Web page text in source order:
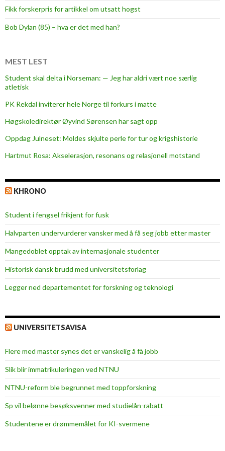
t
p
c
a
p
u
Fikk forskerpris for artikkel om utsatt hogst
Bob Dylan (85) – hva er det med han?
MEST LEST
Student skal delta i Norseman: — Jeg har aldri vært noe særlig
atletisk
PK Rekdal inviterer hele Norge til forkurs i matte
Høgskoledirektør Øyvind Sørensen har sagt opp
Oppdag Julneset: Moldes skjulte perle for tur og krigshistorie
Hartmut Rosa: Akselerasjon, resonans og relasjonell motstand
KHRONO
Student i fengsel frikjent for fusk
Halvparten undervurderer vansker med å få seg jobb etter master
Mangedoblet opptak av internasjonale studenter
Historisk dansk brudd med universitetsforlag
Legger ned departementet for forskning og teknologi
UNIVERSITETSAVISA
Flere med master synes det er vanskelig å få jobb
Slik blir immatrikuleringen ved NTNU
NTNU-reform ble begrunnet med toppforskning
Sp vil belønne besøksvenner med studielån-rabatt
Studentene er drømmemålet for KI-svermene